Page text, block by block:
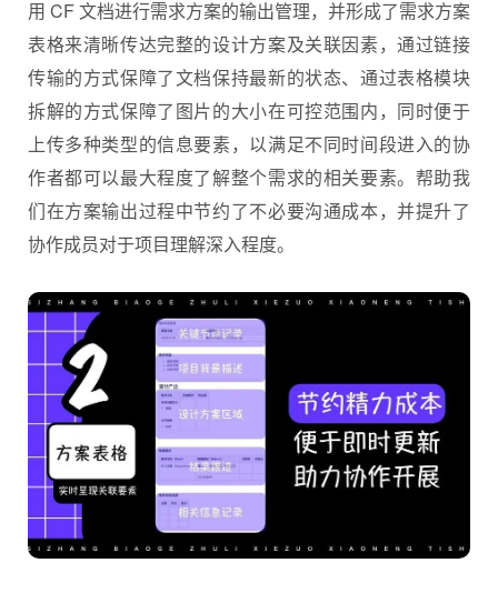
用 CF 文档进行需求方案的输出管理，并形成了需求方案
表格来清晰传达完整的设计方案及关联因素，通过链接
传输的方式保障了文档保持最新的状态、通过表格模块
拆解的方式保障了图片的大小在可控范围内，同时便于
上传多种类型的信息要素，以满足不同时间段进入的协
作者都可以最大程度了解整个需求的相关要素。帮助我
们在方案输出过程中节约了不必要沟通成本，并提升了
协作成员对于项目理解深入程度。